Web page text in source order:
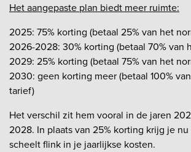
Het aangepaste plan biedt meer ruimte:
2025: 75% korting (betaal 25% van het
2026-2028: 30% korting (betaal 70% van
2029: 25% korting (betaal 75% van het
2030: geen korting meer (betaal 100%
tarief)
Het verschil zit hem vooral in de jaren
2028. In plaats van 25% korting krijg je
scheelt flink in je jaarlijkse kosten.